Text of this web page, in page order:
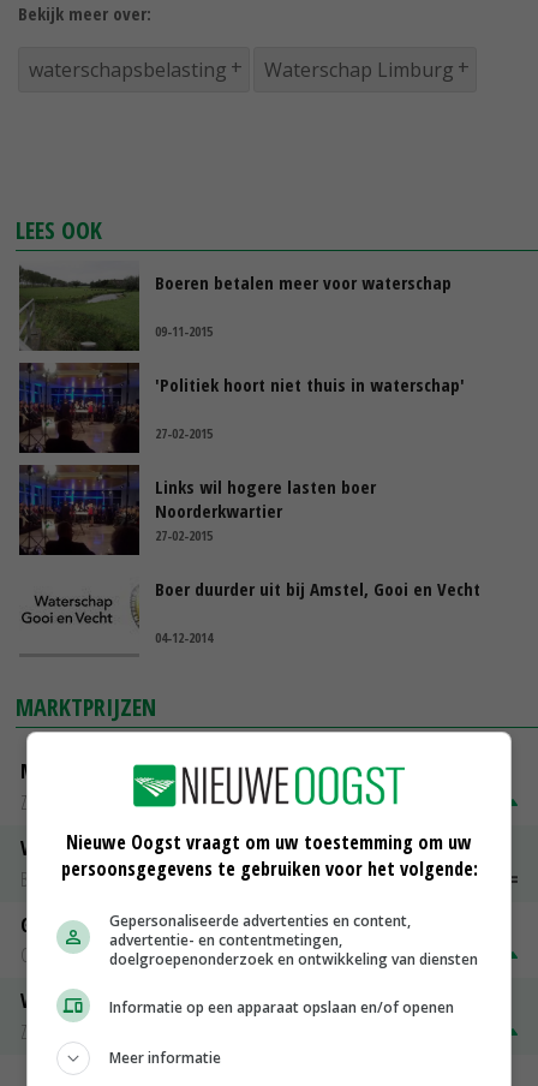
Bekijk meer over:
waterschapsbelasting Waterschap Limburg
LEES OOK
Boeren betalen meer voor waterschap
09-11-2015
'Politiek hoort niet thuis in waterschap'
27-02-2015
Links wil hogere lasten boer
Noorderkwartier
27-02-2015
Boer duurder uit bij Amstel, Gooi en Vecht
04-12-2014
MARKTPRIJZEN
Magere melkpoeder
Zuivel NL
€ 269,00
Vleeskuikens 2001-2600 gr
Barneveld
€ 1,09~ € 1,11
Gerst
Groningen
€ 197,00 € 2,00
Volle melkpoeder
Zuivel NL
Nieuwe Oogst vraagt om uw toestemming om uw
persoonsgegevens te gebruiken voor het volgende:
Gepersonaliseerde advertenties en content,
advertentie- en contentmetingen,
doelgroepenonderzoek en ontwikkeling van diensten
Informatie op een apparaat opslaan en/of openen
Meer informatie